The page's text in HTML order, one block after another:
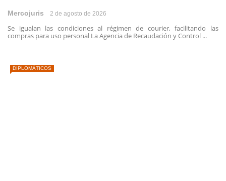
Mercojuris 2 de agosto de 2026
Se igualan las condiciones al régimen de courier, facilitando las
compras para uso personal La Agencia de Recaudación y Control ...
DIPLOMÁTICOS